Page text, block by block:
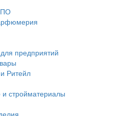
ПО
предприятий
Ритейл
и стройматериалы